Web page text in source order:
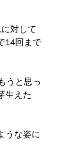
対して
14回まで
うと思っ
生えた
うな姿に